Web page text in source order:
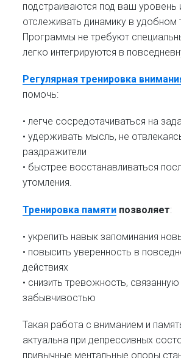
подстраиваются под ваш уровень
отслеживать динамику в удобном
Программы не требуют
легко интегрируются в
Регулярная тренировка
помочь:
• легче сосредотачиваться на
• удерживать мысль, не
раздражители
• быстрее восстанавливаться
утомления.
Тренировка памяти позволяет:
• укрепить навык запоминания
• повысить уверенность в
действиях
• снизить тревожность, связанную
забывчивостью
Такая работа с вниманием и
актуальна при депрессивных
привычные ментальные опоры